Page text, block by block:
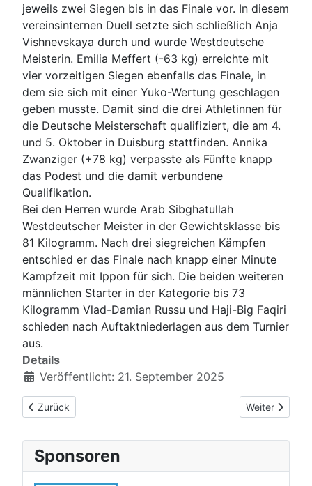
jeweils zwei Siegen bis in das Finale vor. In diesem
vereinsinternen Duell setzte sich schließlich Anja
Vishnevskaya durch und wurde Westdeutsche
Meisterin. Emilia Meffert (-63 kg) erreichte mit
vier vorzeitigen Siegen ebenfalls das Finale, in
dem sie sich mit einer Yuko-Wertung geschlagen
geben musste. Damit sind die drei Athletinnen für
die Deutsche Meisterschaft qualifiziert, die am 4.
und 5. Oktober in Duisburg stattfinden. Annika
Zwanziger (+78 kg) verpasste als Fünfte knapp
das Podest und die damit verbundene
Qualifikation.
Bei den Herren wurde Arab Sibghatullah
Westdeutscher Meister in der Gewichtsklasse bis
81 Kilogramm. Nach drei siegreichen Kämpfen
entschied er das Finale nach knapp einer Minute
Kampfzeit mit Ippon für sich. Die beiden weiteren
männlichen Starter in der Kategorie bis 73
Kilogramm Vlad-Damian Russu und Haji-Big Faqiri
schieden nach Auftaktniederlagen aus dem Turnier
aus.
Details
Veröffentlicht: 21. September 2025
Vorheriger Beitrag: Zweite Auflage des Karl-Heinz-Görtz-
Zurück Nächster
Weiter
Sponsoren